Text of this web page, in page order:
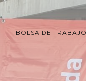
BOLSA DE TRABAJO